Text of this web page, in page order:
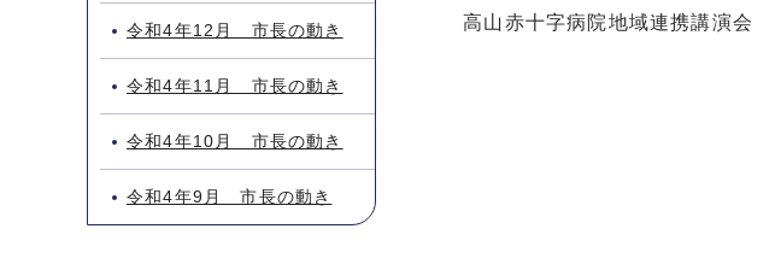
高山赤十字病院地域連携講演会
令和4年12月 市長の動き
令和4年11月 市長の動き
令和4年10月 市長の動き
令和4年9月 市長の動き